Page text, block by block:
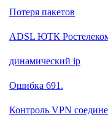
Потеря пакетов
ADSL ЮТК
динамический ip
Ошибка 691.
Контроль VPN